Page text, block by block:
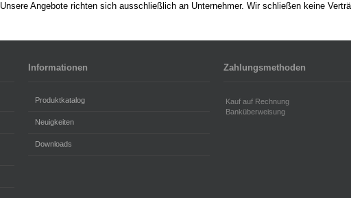
Unsere Angebote richten sich ausschließlich an Unternehmer. Wir schließen keine
Informationen
Produktkatalog
Neuigkeiten
Downloads
Zahlungsmethoden
Kauf auf Rechnung
Banküberweisung